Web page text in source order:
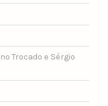
Trocado e Sérgio